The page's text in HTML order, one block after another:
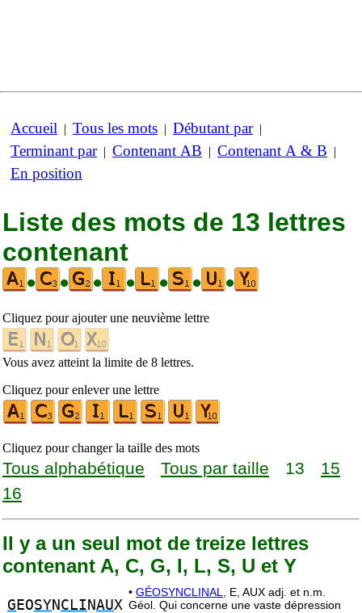
Accueil | Tous les mots | Débutant par|
Terminant par| Contenant AB | Contenant A & B |
En position
Liste des mots de 13 lettres
contenant
•
• • • • • •
Cliquez pour ajouter une neuvième lettre
Vous avez atteint la limite de 8 lettres.
Cliquez pour enlever une lettre
Cliquez pour changer la taille des mots
Tous alphabétique Tous par taille 13
15
16
Il y a un seul mot de treize lettres
contenant A, C, G, I, L, S, U et Y
G EOSYN CLI NAUX
• GÉOSYNCLINAL,
E, AUX adj. et n.m.
Géol. Qui concerne une vaste dépression